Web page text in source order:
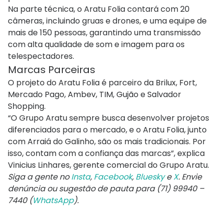
Na parte técnica, o Aratu Folia contará com 20
câmeras, incluindo gruas e drones, e uma equipe de
mais de 150 pessoas, garantindo uma transmissão
com alta qualidade de som e imagem para os
telespectadores.
Marcas Parceiras
O projeto do Aratu Folia é parceiro da Brilux, Fort,
Mercado Pago, Ambev, TIM, Gujão e Salvador
Shopping.
“O Grupo Aratu sempre busca desenvolver projetos
diferenciados para o mercado, e o Aratu Folia, junto
com Arraiá do Galinho, são os mais tradicionais. Por
isso, contam com a confiança das marcas”, explica
Vinicius Linhares, gerente comercial do Grupo Aratu.
Siga a gente noInsta, Facebook, BlueskyeX. Envie
denúncia ou sugestão de pauta para (71) 99940 –
7440 (WhatsApp).